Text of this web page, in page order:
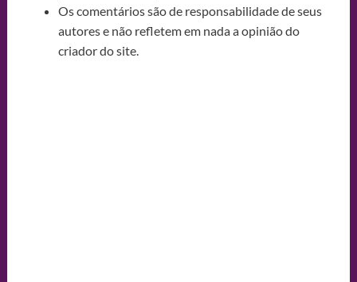
Os comentários são de responsabilidade de seus
autores e não refletem em nada a opinião do
criador do site.